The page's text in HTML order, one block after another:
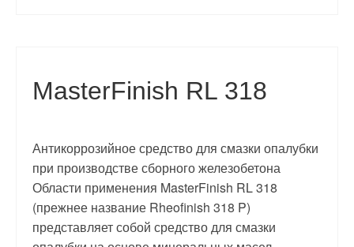
MasterFinish RL 318
Антикоррозийное средство для смазки опалубки
при производстве сборного железобетона
Области применения MasterFinish RL 318
(прежнее название Rheofinish 318 P)
представляет собой средство для смазки